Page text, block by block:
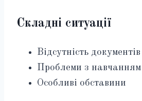
Складні ситуації
Відсутність документів
Проблеми з навчанням
Особливі обставини